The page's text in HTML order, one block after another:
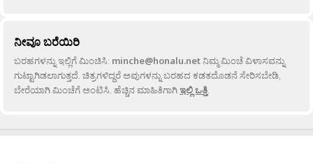
ನೀವೂ ಬರೆಯಿರಿ
ಬರಹಗಳನ್ನು ಇಲ್ಲಿಗೆ ಮಿಂಚಿಸಿ: minche@honalu.netನಿಮ್ಮ ಮಿಂಚೆ ವಿಳಾಸವನ್ನು
ಗುಟ್ಟಾಗಿಡಲಾಗುತ್ತದೆ. ಚಿತ್ರಗಳಿದ್ದರೆ ಅವುಗಳನ್ನು ಬರಹದ ಕಡತದೊಡನೆ ಸೇರಿಸಬೇಡಿ,
ಬೇರೆಯಾಗಿ ಮಿಂಚೆಗೆ ಅಂಟಿಸಿ. ಹೆಚ್ಚಿನ ಮಾಹಿತಿಗಾಗಿಇಲ್ಲಿ ಒತ್ತಿ.